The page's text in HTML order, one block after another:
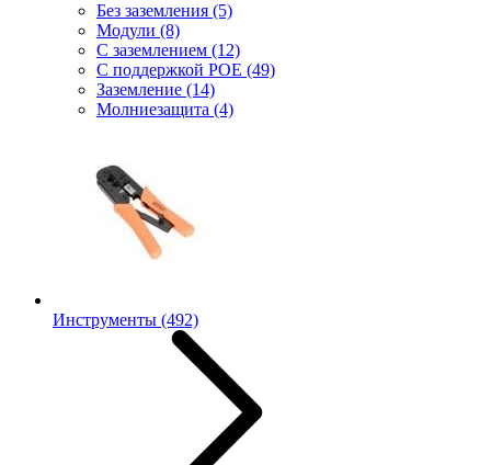
Без заземления (5)
Модули (8)
С заземлением (12)
С поддержкой POE (49)
Заземление (14)
Молниезащита (4)
Инструменты (492)